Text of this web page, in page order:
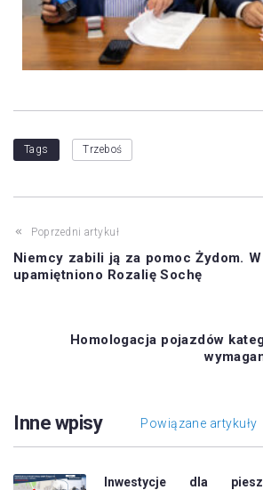
Tags Trzeboś
Poprzedni artykuł
Niemcy zabili ją za pomoc Żydom.
upamiętniono Rozalię Sochę
Homologacja pojazdów
Inne wpisy Powiązane artykuły
Inwestycje dla